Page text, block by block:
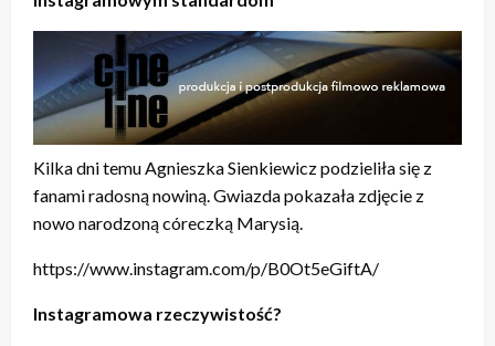
Kilka dni temu Agnieszka Sienkiewicz podzieliła się z
fanami radosną nowiną. Gwiazda pokazała zdjęcie z
nowo narodzoną córeczką Marysią.
https://www.instagram.com/p/B0Ot5eGiftA/
Instagramowa rzeczywistość?